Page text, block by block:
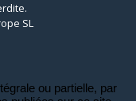
SL
ou partielle, par